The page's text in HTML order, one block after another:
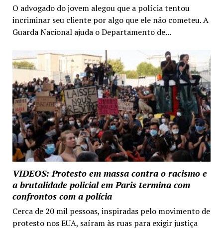
O advogado do jovem alegou que a polícia tentou
incriminar seu cliente por algo que ele não cometeu. A
Guarda Nacional ajuda o Departamento de...
VIDEOS: Protesto em massa contra o racismo e
a brutalidade policial em Paris termina com
confrontos com a polícia
Cerca de 20 mil pessoas, inspiradas pelo movimento de
protesto nos EUA, saíram às ruas para exigir justiça